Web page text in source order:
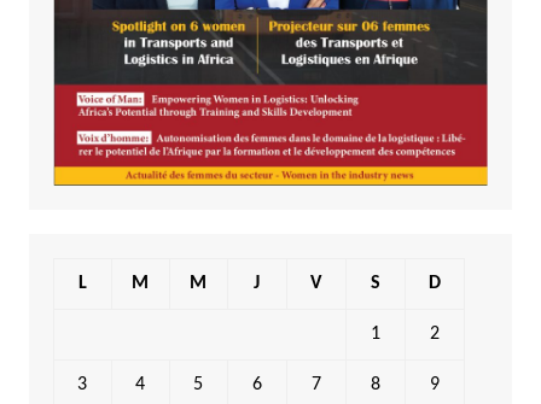
L M M J V S D
1 2
3 4 5 6 7 8 9